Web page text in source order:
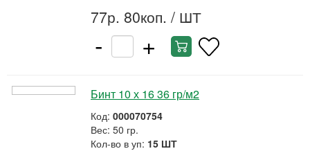
77р. 80коп. / ШТ
- +
Бинт 10 х 16 36 гр/м2
Код: 000070754
Вес: 50 гр.
Кол-во в уп: 15 ШТ